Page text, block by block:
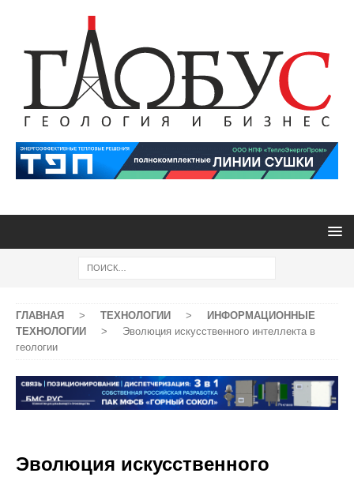
ГЛАВНАЯ > ТЕХНОЛОГИИ >
ИНФОРМАЦИОННЫЕ
ТЕХНОЛОГИИ
>
Эволюция искусственного интеллекта в
геологии
Эволюция искусственного